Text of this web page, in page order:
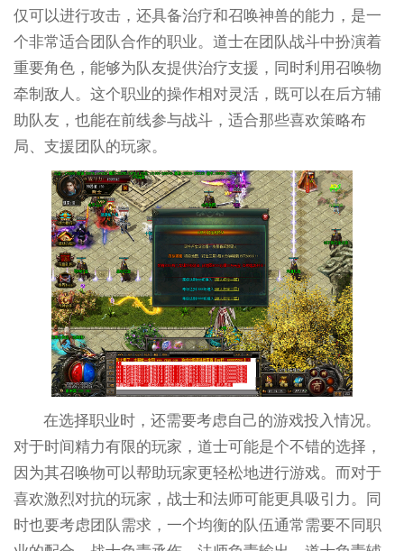
仅可以进行攻击，还具备治疗和召唤神兽的能力，是一
个非常适合团队合作的职业。道士在团队战斗中扮演着
重要角色，能够为队友提供治疗支援，同时利用召唤物
牵制敌人。这个职业的操作相对灵活，既可以在后方辅
助队友，也能在前线参与战斗，适合那些喜欢策略布
局、支援团队的玩家。
在选择职业时，还需要考虑自己的游戏投入情况。
对于时间精力有限的玩家，道士可能是个不错的选择，
因为其召唤物可以帮助玩家更轻松地进行游戏。而对于
喜欢激烈对抗的玩家，战士和法师可能更具吸引力。同
时也要考虑团队需求，一个均衡的队伍通常需要不同职